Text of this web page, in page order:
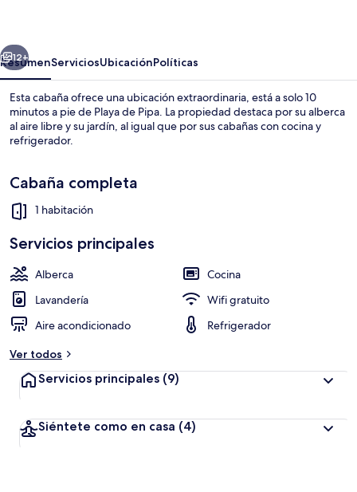
Siguiente
12+
ResumenServiciosUbicaciónPolíticas
Esta cabaña ofrece una ubicación extraordinaria, está a solo 10
minutos a pie de Playa de Pipa. La propiedad destaca por su alberca
al aire libre y su jardín, al igual que por sus cabañas con cocina y
refrigerador.
Cabaña completa
1 habitación
Servicios principales
Alberca
Cocina
Lavandería
Wifi gratuito
Aire acondicionado
Refrigerador
Ver todos
Servicios principales (9)
Siéntete como en casa (4)